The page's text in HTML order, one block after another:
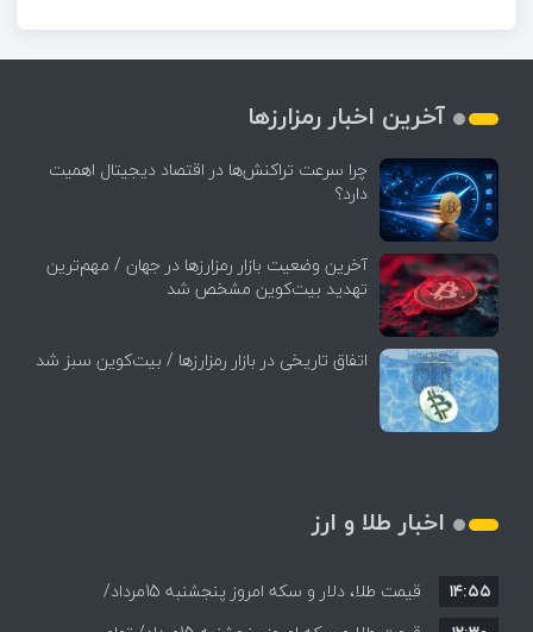
آخرین اخبار رمزارزها
چرا سرعت تراکنش‌ها در اقتصاد دیجیتال اهمیت
دارد؟
آخرین وضعیت بازار رمزارزها در جهان / مهم‌ترین
تهدید بیت‌کوین مشخص شد
اتفاق تاریخی در بازار رمزارزها / بیت‌کوین سبز شد
اخبار طلا و ارز
قیمت طلا، دلار و سکه امروز پنجشنبه 15مرداد/
۱۴:۵۵